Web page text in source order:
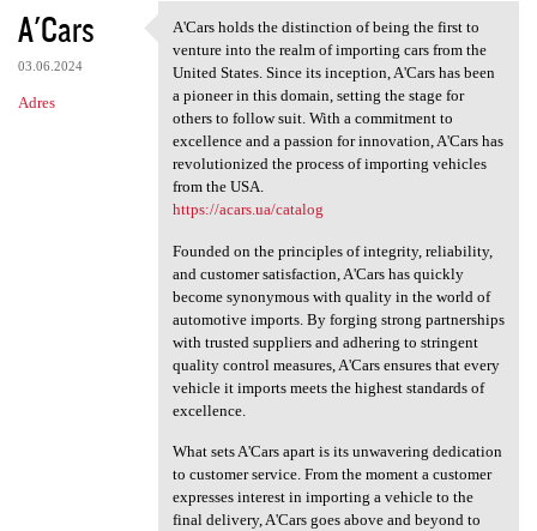
A'Cars
03.06.2024
Adres
A'Cars holds the distinction
A'Cars holds the distinction of being the first to
venture into the realm of importing cars from the
United States. Since its inception, A'Cars has been
a pioneer in this domain, setting the stage for
others to follow suit. With a commitment to
excellence and a passion for innovation, A'Cars has
revolutionized the process of importing vehicles
from the USA.
https://acars.ua/catalog
Founded on the principles of integrity, reliability,
and customer satisfaction, A'Cars has quickly
become synonymous with quality in the world of
automotive imports. By forging strong partnerships
with trusted suppliers and adhering to stringent
quality control measures, A'Cars ensures that every
vehicle it imports meets the highest standards of
excellence.
What sets A'Cars apart is its unwavering dedication
to customer service. From the moment a customer
expresses interest in importing a vehicle to the
final delivery, A'Cars goes above and beyond to